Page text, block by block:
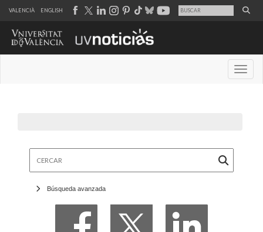
VALENCIÀ ENGLISH
Búsqueda avanzada